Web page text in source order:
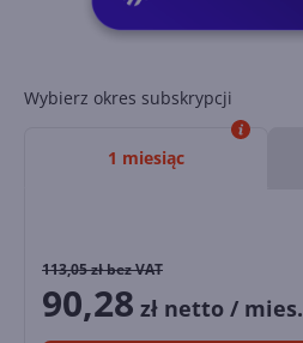
Wybierz okres subskrypcji
1 miesiąc
113,05zł bez VAT
90,28 zł netto / mies.